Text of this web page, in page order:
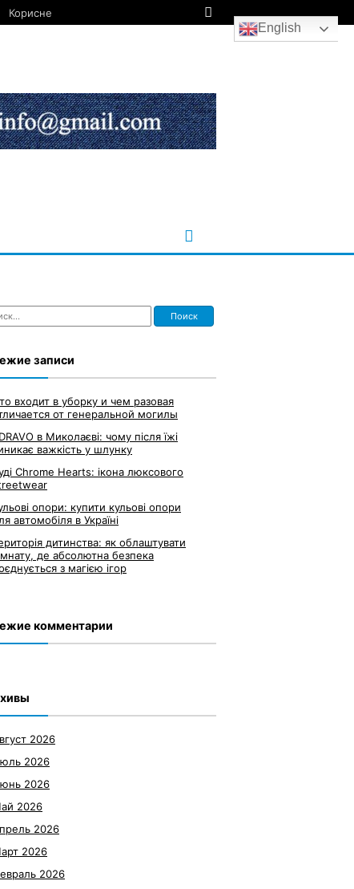
Корисне
записи
входит в уборку и чем разовая
от генеральной могилы
в Миколаєві: чому після їжі
важкість у шлунку
Chrome Hearts: ікона люксового
опори: купити кульові опори
автомобіля в Україні
дитинства: як облаштувати
де абсолютна безпека
з магією ігор
комментарии
2026
2026
2026
2026
2026
2026
2026
English